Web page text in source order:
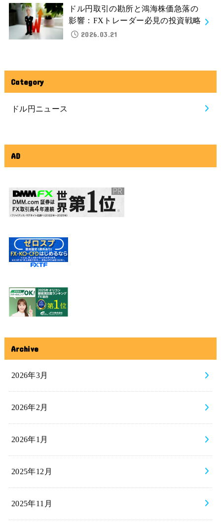
ドル円取引の勘所と鴻海株価急落の
影響：FXトレーダー必見の投資戦略
2026.03.21
Category
ドル円ニュース
AD
Archive
2026年3月
2026年2月
2026年1月
2025年12月
2025年11月